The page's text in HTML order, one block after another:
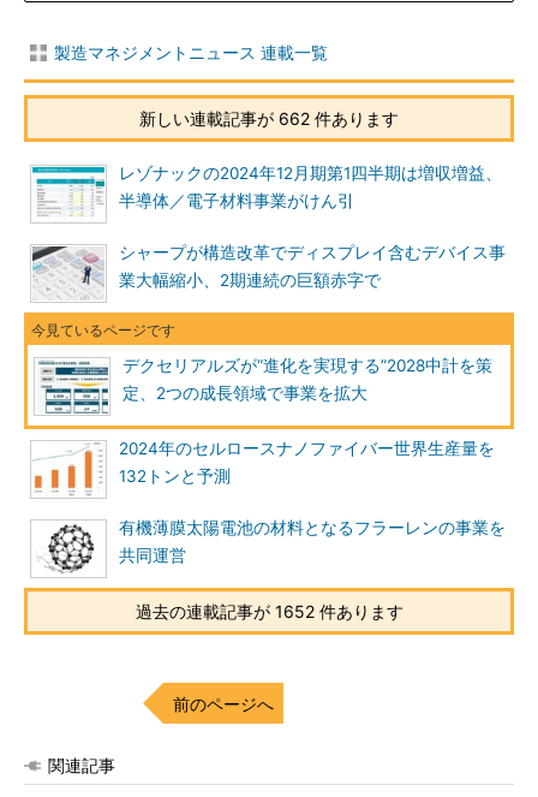
製造マネジメントニュース 連載一覧
新しい連載記事が 662 件あります
レゾナックの2024年12月期第1四半期は増収増益、
半導体／電子材料事業がけん引
シャープが構造改革でディスプレイ含むデバイス事
業大幅縮小、2期連続の巨額赤字で
デクセリアルズが“進化を実現する”2028中計を策
定、2つの成長領域で事業を拡大
2024年のセルロースナノファイバー世界生産量を
132トンと予測
有機薄膜太陽電池の材料となるフラーレンの事業を
共同運営
過去の連載記事が 1652 件あります
前のページへ
関連記事